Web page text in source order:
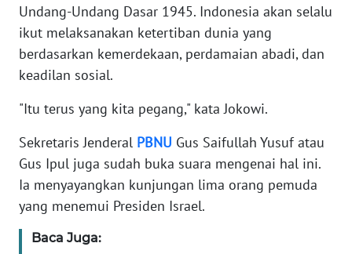
Undang-Undang Dasar 1945. Indonesia akan selalu
ikut melaksanakan ketertiban dunia yang
berdasarkan kemerdekaan, perdamaian abadi, dan
keadilan sosial.
"Itu terus yang kita pegang," kata Jokowi.
Sekretaris Jenderal PBNU Gus Saifullah Yusuf atau
Gus Ipul juga sudah buka suara mengenai hal ini.
Ia menyayangkan kunjungan lima orang pemuda
yang menemui Presiden Israel.
Baca Juga:
PEDOMAN
MEDIA
SIBER
KARIR
DISCLAIMER